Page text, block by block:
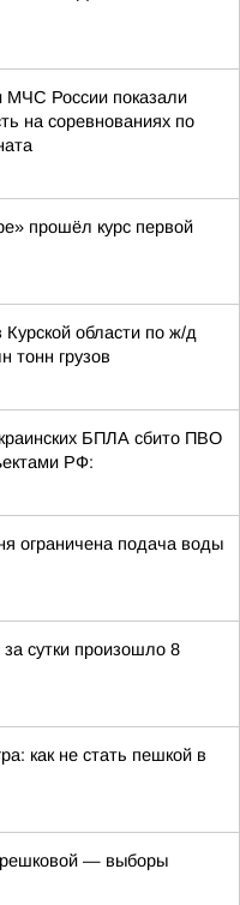
МЧС России показали
на соревнованиях по
прошёл курс первой
области по ж/д
тонн грузов
БПЛА сбито ПВО
РФ:
ограничена подача воды
сутки произошло 8
как не стать пешкой в
— выборы